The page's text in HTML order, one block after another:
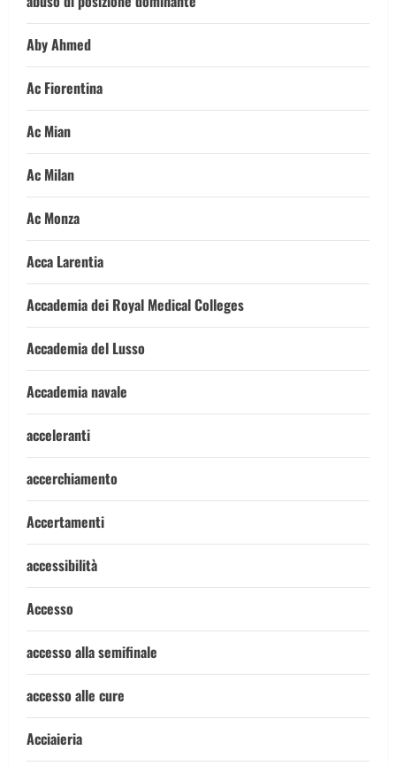
Aby Ahmed
Ac Fiorentina
Ac Mian
Ac Milan
Ac Monza
Acca Larentia
Accademia dei Royal Medical Colleges
Accademia del Lusso
Accademia navale
acceleranti
accerchiamento
Accertamenti
accessibilità
Accesso
accesso alla semifinale
accesso alle cure
Acciaieria